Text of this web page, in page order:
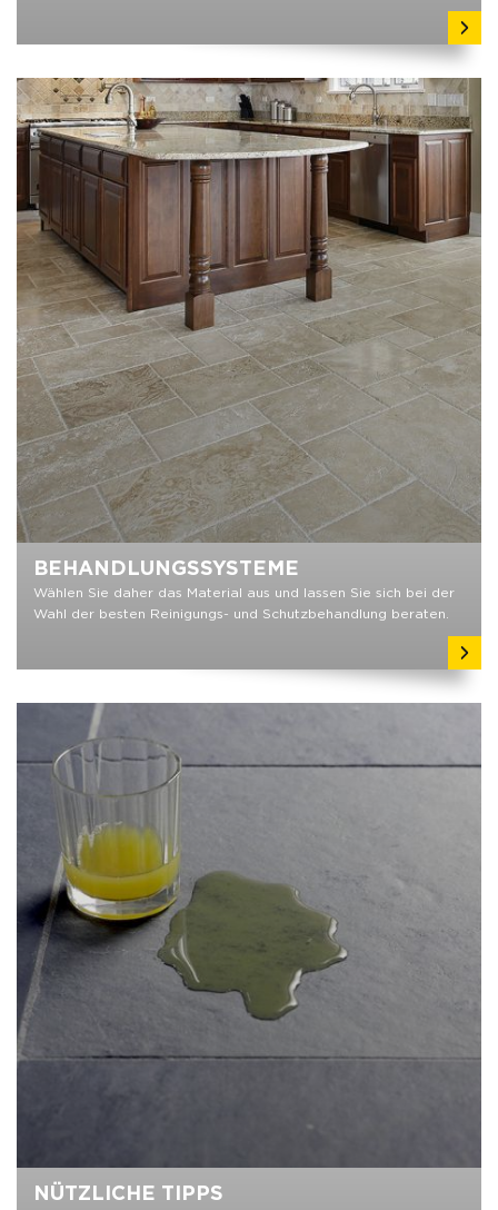
BEHANDLUNGSSYSTEME
Wählen Sie daher das Material aus und lassen Sie sich bei der
Wahl der besten Reinigungs- und Schutzbehandlung beraten.
NÜTZLICHE TIPPS